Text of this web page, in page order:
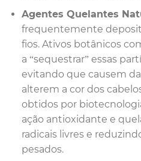
Agentes Quelantes
frequentemente
fios. Ativos botânicos
a “sequestrar” essas
evitando que causem
alterem a cor dos
obtidos por
ação antioxidante e
radicais livres e
pesados.